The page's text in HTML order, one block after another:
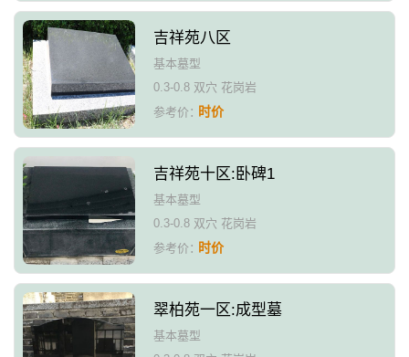
吉祥苑八区
基本墓型
0.3-0.8 双穴 花岗岩
参考价：时价
吉祥苑十区:卧碑1
基本墓型
0.3-0.8 双穴 花岗岩
参考价：时价
翠柏苑一区:成型墓
基本墓型